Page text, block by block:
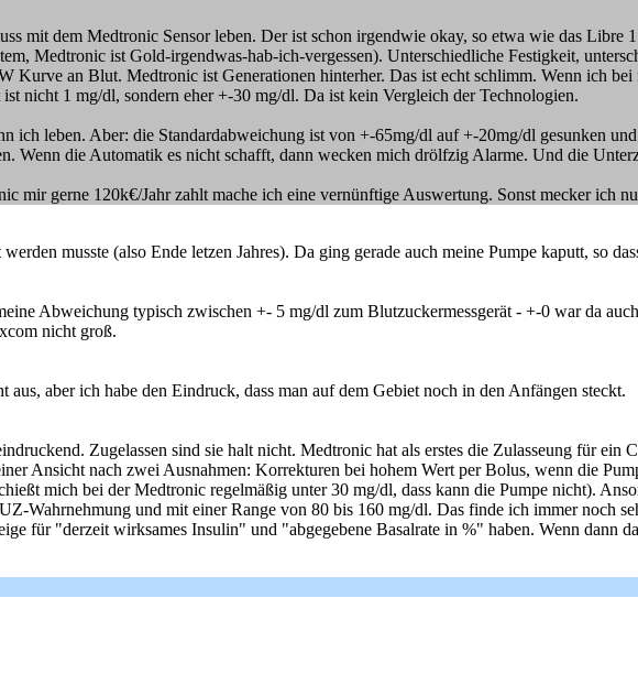
mit dem Medtronic Sensor leben. Der ist schon irgendwie okay, so etwa wie das Libre
Medtronic ist Gold-irgendwas-hab-ich-vergessen). Unterschiedliche Festigkeit,
Kurve an Blut. Medtronic ist Generationen hinterher. Das ist echt schlimm. Wenn ich
nicht 1 mg/dl, sondern eher +-30 mg/dl. Da ist kein Vergleich der Technologien.
leben. Aber: die Standardabweichung ist von +-65mg/dl auf +-20mg/dl gesunken
Wenn die Automatik es nicht schafft, dann wecken mich drölfzig Alarme. Und die
mir gerne 120k€/Jahr zahlt mache ich eine vernünftige Auswertung. Sonst mecker ich
musste (also Ende letzen Jahres). Da ging gerade auch meine Pumpe kaputt, so
Abweichung typisch zwischen +- 5 mg/dl zum Blutzuckermessgerät - +-0 war da
nicht groß.
aber ich habe den Eindruck, dass man auf dem Gebiet noch in den Anfängen steckt.
Zugelassen sind sie halt nicht. Medtronic hat als erstes die Zulasseung für ein
Ansicht nach zwei Ausnahmen: Korrekturen bei hohem Wert per Bolus, wenn die
mich bei der Medtronic regelmäßig unter 30 mg/dl, dass kann die Pumpe nicht).
Wahrnehmung und mit einer Range von 80 bis 160 mg/dl. Das finde ich immer noch
für "derzeit wirksames Insulin" und "abgegebene Basalrate in %" haben. Wenn dann